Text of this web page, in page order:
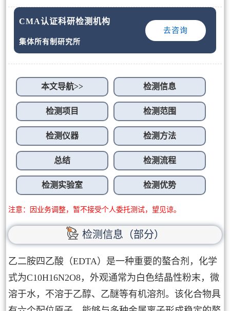
CMA认证科研检测机构
集体所有制研究所
去咨询
本文导航>> 检测信息
检测项目 检测范围
检测仪器 检测方法
总结 检测流程
检测实验室 检测优势
注意：因业务调整，暂不接受个人委托测试，望见谅。
检测信息（部分）
乙二胺四乙酸（EDTA）是一种重要的螯合剂，化学
式为C10H16N2O8，外观通常为白色结晶性粉末，微
溶于水，不溶于乙醇、乙醚等有机溶剂。该化合物具